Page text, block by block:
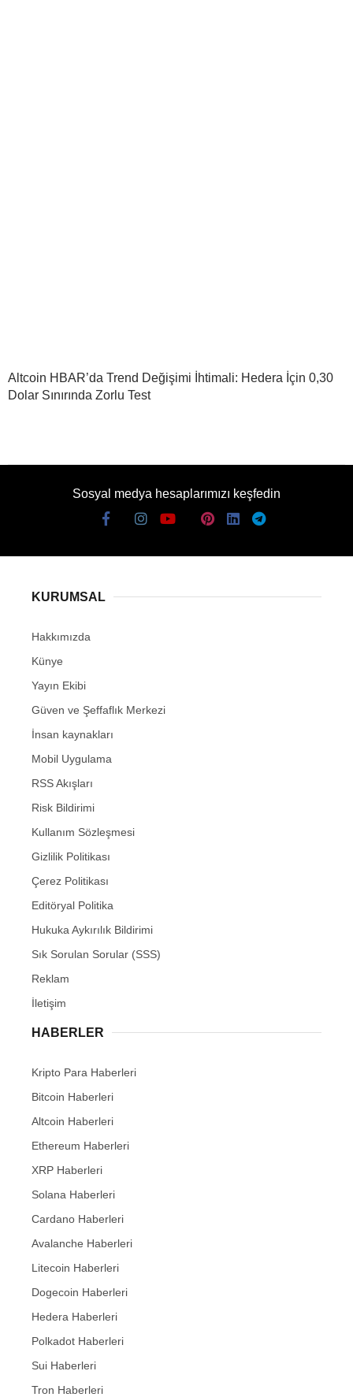
Altcoin HBAR’da Trend Değişimi İhtimali: Hedera İçin 0,30
Dolar Sınırında Zorlu Test
Sosyal medya hesaplarımızı keşfedin
KURUMSAL
Hakkımızda
Künye
Yayın Ekibi
Güven ve Şeffaflık Merkezi
İnsan kaynakları
Mobil Uygulama
RSS Akışları
Risk Bildirimi
Kullanım Sözleşmesi
Gizlilik Politikası
Çerez Politikası
Editöryal Politika
Hukuka Aykırılık Bildirimi
Sık Sorulan Sorular (SSS)
Reklam
İletişim
HABERLER
Kripto Para Haberleri
Bitcoin Haberleri
Altcoin Haberleri
Ethereum Haberleri
XRP Haberleri
Solana Haberleri
Cardano Haberleri
Avalanche Haberleri
Litecoin Haberleri
Dogecoin Haberleri
Hedera Haberleri
Polkadot Haberleri
Sui Haberleri
Tron Haberleri